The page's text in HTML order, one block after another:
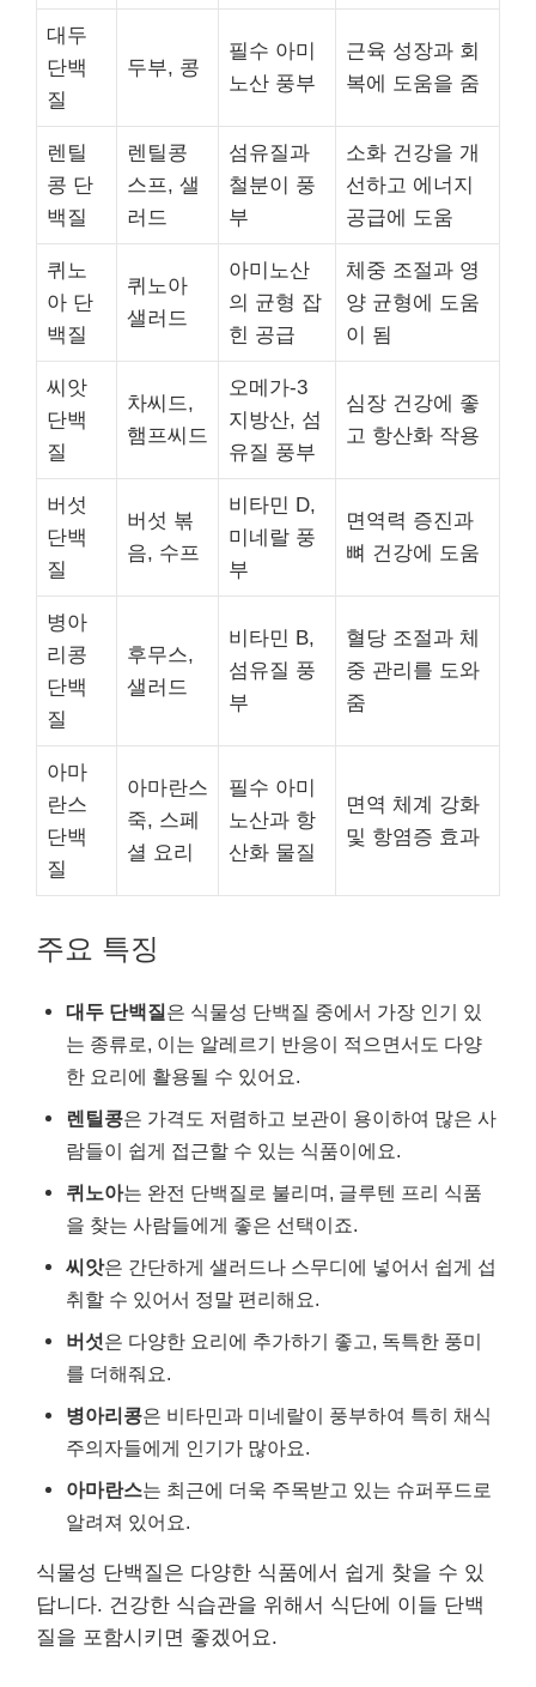
대두
단백
질
두부, 콩
필수 아미
노산 풍부
근육 성장과 회
복에 도움을 줌
렌틸
콩 단
백질
렌틸콩
스프, 샐
러드
섬유질과
철분이 풍
부
소화 건강을 개
선하고 에너지
공급에 도움
퀴노
아 단
백질
퀴노아
샐러드
아미노산
의 균형 잡
힌 공급
체중 조절과 영
양 균형에 도움
이 됨
씨앗
단백
질
차씨드,
햄프씨드
오메가-3
지방산, 섬
유질 풍부
심장 건강에 좋
고 항산화 작용
버섯
단백
질
버섯 볶
음, 수프
비타민 D,
미네랄 풍
부
면역력 증진과
뼈 건강에 도움
병아
리콩
단백
질
후무스,
샐러드
비타민 B,
섬유질 풍
부
혈당 조절과 체
중 관리를 도와
줌
아마
란스
단백
질
아마란스
죽, 스페
셜 요리
필수 아미
노산과 항
산화 물질
면역 체계 강화
및 항염증 효과
주요 특징
대두 단백질 은 식물성 단백질 중에서 가장 인기 있
는 종류로, 이는 알레르기 반응이 적으면서도 다양
한 요리에 활용될 수 있어요.
렌틸콩은 가격도 저렴하고 보관이 용이하여 많은 사
람들이 쉽게 접근할 수 있는 식품이에요.
퀴노아는 완전 단백질로 불리며, 글루텐 프리 식품
을 찾는 사람들에게 좋은 선택이죠.
씨앗은 간단하게 샐러드나 스무디에 넣어서 쉽게 섭
취할 수 있어서 정말 편리해요.
버섯은 다양한 요리에 추가하기 좋고, 독특한 풍미
를 더해줘요.
병아리콩은 비타민과 미네랄이 풍부하여 특히 채식
주의자들에게 인기가 많아요.
아마란스는 최근에 더욱 주목받고 있는 슈퍼푸드로
알려져 있어요.
식물성 단백질은 다양한 식품에서 쉽게 찾을 수 있
답니다. 건강한 식습관을 위해서 식단에 이들 단백
질을 포함시키면 좋겠어요.